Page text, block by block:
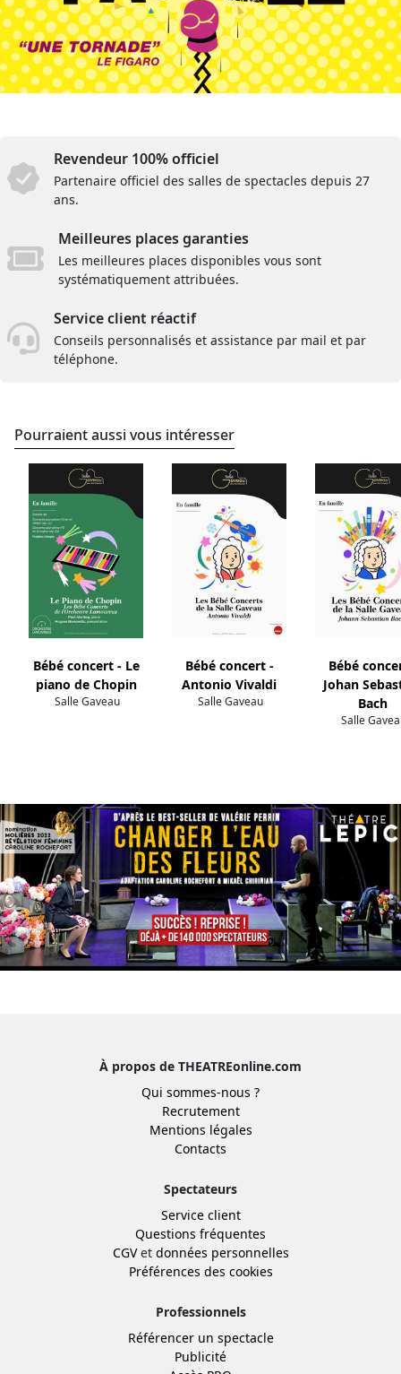
Revendeur 100% officiel
Partenaire officiel des salles de spectacles depuis 27
ans.
Meilleures places garanties
Les meilleures places disponibles vous sont
systématiquement attribuées.
Service client réactif
Conseils personnalisés et assistance par mail et par
téléphone.
Pourraient aussi vous intéresser
Bébé concert - Le
piano de Chopin
Salle Gaveau
Bébé concert -
Antonio Vivaldi
Salle Gaveau
Bébé
Johan
Bach
Salle
À propos de THEATREonline.com
Qui sommes-nous ?
Recrutement
Mentions légales
Contacts
Spectateurs
Service client
Questions fréquentes
CGVet données personnelles
Préférences des cookies
Professionnels
Référencer un spectacle
Publicité